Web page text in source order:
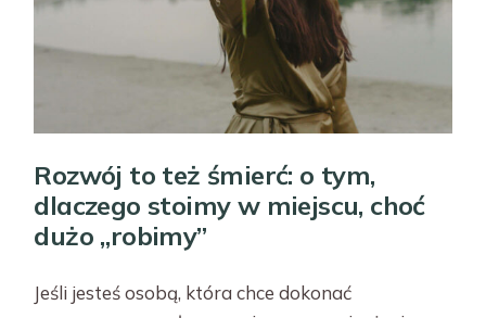
Rozwój to też śmierć: o tym,
dlaczego stoimy w miejscu, choć
dużo „robimy”
Jeśli jesteś osobą, która chce dokonać